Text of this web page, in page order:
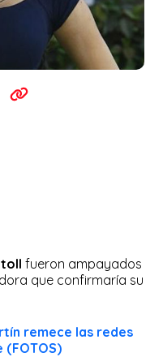
fueron ampayados
que confirmaría su
remece las redes